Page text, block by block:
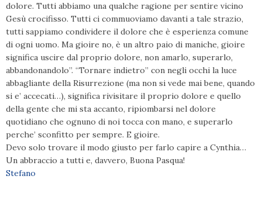
dolore. Tutti abbiamo una qualche ragione per sentire vicino
Gesù crocifisso. Tutti ci commuoviamo davanti a tale strazio,
tutti sappiamo condividere il dolore che è esperienza comune
di ogni uomo. Ma gioire no, è un altro paio di maniche, gioire
significa uscire dal proprio dolore, non amarlo, superarlo,
abbandonandolo”. “Tornare indietro” con negli occhi la luce
abbagliante della Risurrezione (ma non si vede mai bene, quando
si e’ accecati…), significa rivisitare il proprio dolore e quello
della gente che mi sta accanto, ripiombarsi nel dolore
quotidiano che ognuno di noi tocca con mano, e superarlo
perche’ sconfitto per sempre. E gioire.
Devo solo trovare il modo giusto per farlo capire a Cynthia…
Un abbraccio a tutti e, davvero, Buona Pasqua!
Stefano